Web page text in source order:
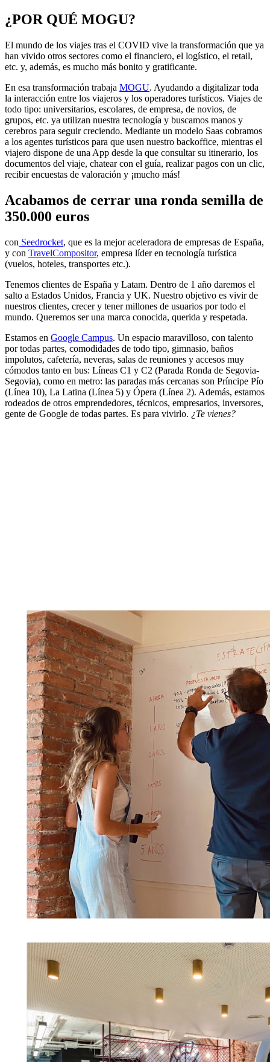
¿POR QUÉ MOGU?
El mundo de los viajes tras el COVID vive la transformación que ya
han vivido otros sectores como el financiero, el logístico, el retail,
etc. y, además, es mucho más bonito y gratificante.
En esa transformación trabaja MOGU. Ayudando a digitalizar toda
la interacción entre los viajeros y los operadores turísticos. Viajes de
todo tipo: universitarios, escolares, de empresa, de novios, de
grupos, etc. ya utilizan nuestra tecnología y buscamos manos y
cerebros para seguir creciendo. Mediante un modelo Saas cobramos
a los agentes turísticos para que usen nuestro backoffice, mientras el
viajero dispone de una App desde la que consultar su itinerario, los
documentos del viaje, chatear con el guía, realizar pagos con un clic,
recibir encuestas de valoración y ¡mucho más!
Acabamos de cerrar una ronda semilla de
350.000 euros
con Seedrocket, que es la mejor aceleradora de empresas de España,
y con TravelCompositor, empresa líder en tecnología turística
(vuelos, hoteles, transportes etc.).
Tenemos clientes de España y Latam. Dentro de 1 año daremos el
salto a Estados Unidos, Francia y UK. Nuestro objetivo es vivir de
nuestros clientes, crecer y tener millones de usuarios por todo el
mundo. Queremos ser una marca conocida, querida y respetada.
Estamos en Google Campus. Un espacio maravilloso, con talento
por todas partes, comodidades de todo tipo, gimnasio, baños
impolutos, cafetería, neveras, salas de reuniones y accesos muy
cómodos tanto en bus: Líneas C1 y C2 (Parada Ronda de Segovia-
Segovia), como en metro: las paradas más cercanas son Príncipe Pío
(Línea 10), La Latina (Línea 5) y Ópera (Línea 2). Además, estamos
rodeados de otros emprendedores, técnicos, empresarios, inversores,
gente de Google de todas partes. Es para vivirlo. ¿Te vienes?